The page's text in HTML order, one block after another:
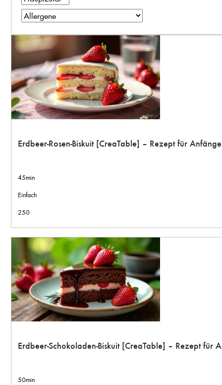
Erdbeer-Rosen-Biskuit [CreaTable] – Rezept für
45min
Einfach
250
Erdbeer-Schokoladen-Biskuit [CreaTable] – Rezept für
50min